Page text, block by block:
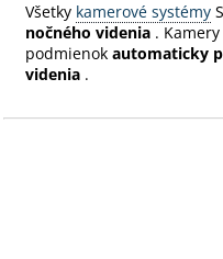
Všetky kamerové systémy
nočného videnia .
podmienok automaticky
videnia .